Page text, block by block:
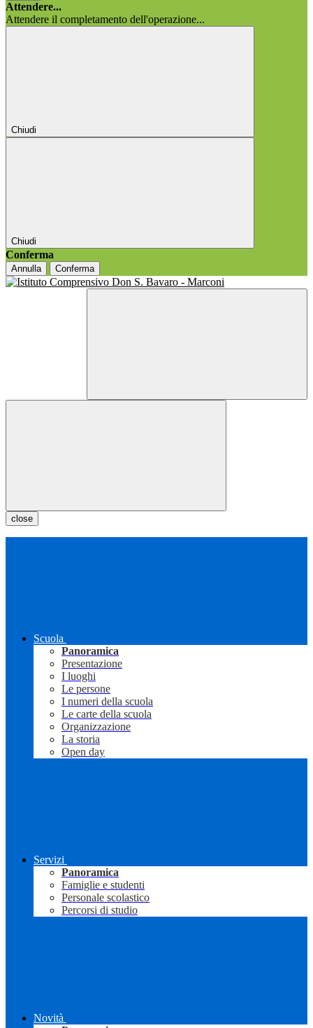
Attendere...
Attendere il completamento dell'operazione...
Chiudi
Chiudi
Conferma
Annulla Conferma
close
Scuola
Panoramica
Presentazione
I luoghi
Le persone
I numeri della scuola
Le carte della scuola
Organizzazione
La storia
Open day
Servizi
Panoramica
Famiglie e studenti
Personale scolastico
Percorsi di studio
Novità